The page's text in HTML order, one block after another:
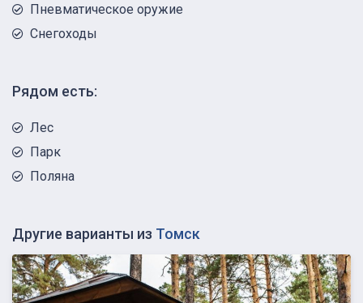
Пневматическое оружие
Снегоходы
Рядом есть:
Лес
Парк
Поляна
Другие варианты из Томск